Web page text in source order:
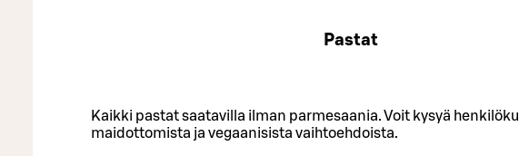
Pastat
Kaikki pastat saatavilla ilman parmesaania. Voit kysyä
maidottomista ja vegaanisista vaihtoehdoista.